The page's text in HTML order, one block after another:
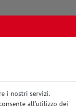
i nostri servizi.
all’utilizzo dei